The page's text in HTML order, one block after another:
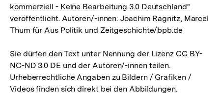
kommerziell - Keine Bearbeitung 3.0 Deutschland"
veröffentlicht. Autoren/-innen: Joachim Ragnitz, Marcel
Thum für Aus Politik und Zeitgeschichte/bpb.de
Sie dürfen den Text unter Nennung der Lizenz CC BY-
NC-ND 3.0 DE und der Autoren/-innen teilen.
Urheberrechtliche Angaben zu Bildern / Grafiken /
Videos finden sich direkt bei den Abbildungen.